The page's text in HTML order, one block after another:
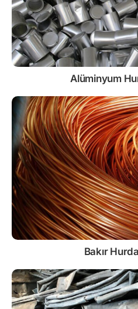
Alüminyum
Bakır